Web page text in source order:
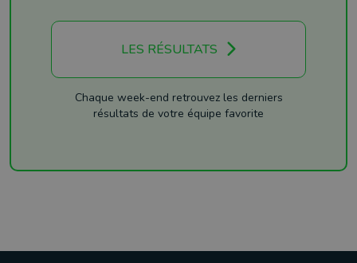
LES RÉSULTATS
Chaque week-end retrouvez les derniers
résultats de votre équipe favorite